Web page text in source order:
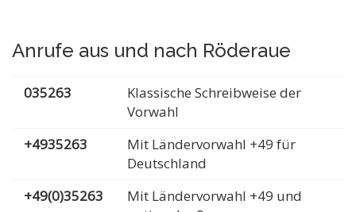
Anrufe aus und nach Röderaue
035263
Klassische Schreibweise der
Vorwahl
+4935263
Mit Ländervorwahl +49 für
Deutschland
+49(0)35263
Mit Ländervorwahl +49 und